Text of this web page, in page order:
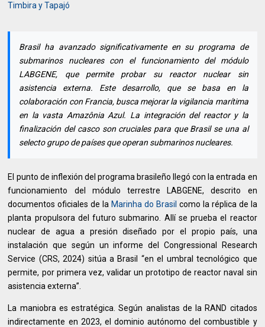
Timbira y Tapajó
Brasil ha avanzado significativamente en su programa de
submarinos nucleares con el funcionamiento del módulo
LABGENE, que permite probar su reactor nuclear sin
asistencia externa. Este desarrollo, que se basa en la
colaboración con Francia, busca mejorar la vigilancia marítima
en la vasta Amazônia Azul. La integración del reactor y la
finalización del casco son cruciales para que Brasil se una al
selecto grupo de países que operan submarinos nucleares.
El punto de inflexión del programa brasileño llegó con la entrada en
funcionamiento del módulo terrestre LABGENE, descrito en
documentos oficiales de la Marinha do Brasil como la réplica de la
planta propulsora del futuro submarino. Allí se prueba el reactor
nuclear de agua a presión diseñado por el propio país, una
instalación que según un informe del Congressional Research
Service (CRS, 2024) sitúa a Brasil “en el umbral tecnológico que
permite, por primera vez, validar un prototipo de reactor naval sin
asistencia externa”.
La maniobra es estratégica. Según analistas de la RAND citados
indirectamente en 2023, el dominio autónomo del combustible y